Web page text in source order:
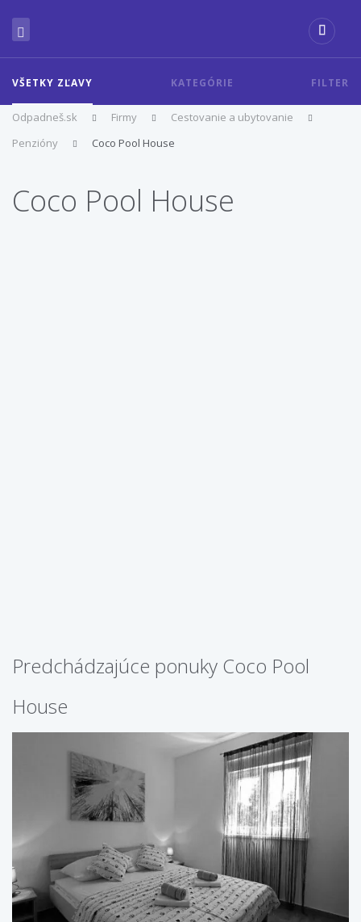
VŠETKY ZĽAVY KATEGÓRIE FILTER
Odpadneš.sk Firmy
Cestovanie a ubytovanie
Penzióny
Coco Pool House
Coco Pool House
Predchádzajúce ponuky Coco Pool
House